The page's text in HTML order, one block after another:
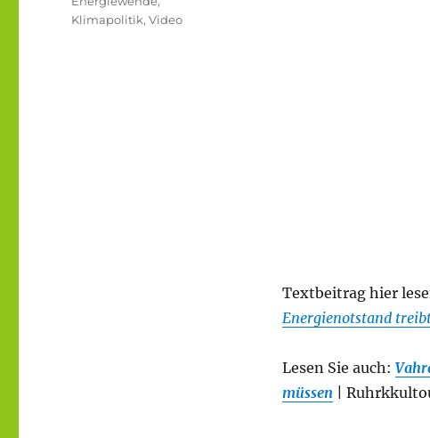
Textbeitrag hier
Energienotstand
Lesen Sie auch:
müssen|
Klimapolitik,Video